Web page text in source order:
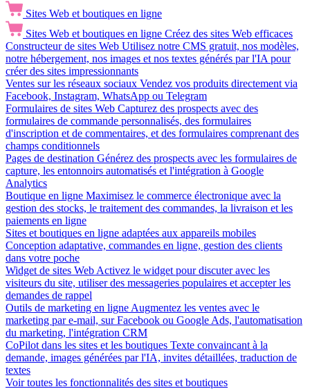
Sites Web et boutiques en ligne
Sites Web et boutiques en ligne Créez des sites Web efficaces
Constructeur de sites Web Utilisez notre CMS gratuit, nos modèles,
notre hébergement, nos images et nos textes générés par l'IA pour
créer des sites impressionnants
Ventes sur les réseaux sociaux Vendez vos produits directement via
Facebook, Instagram, WhatsApp ou Telegram
Formulaires de sites Web Capturez des prospects avec des
formulaires de commande personnalisés, des formulaires
d'inscription et de commentaires, et des formulaires comprenant des
champs conditionnels
Pages de destination Générez des prospects avec les formulaires de
capture, les entonnoirs automatisés et l'intégration à Google
Analytics
Boutique en ligne Maximisez le commerce électronique avec la
gestion des stocks, le traitement des commandes, la livraison et les
paiements en ligne
Sites et boutiques en ligne adaptées aux appareils mobiles
Conception adaptative, commandes en ligne, gestion des clients
dans votre poche
Widget de sites Web Activez le widget pour discuter avec les
visiteurs du site, utiliser des messageries populaires et accepter les
demandes de rappel
Outils de marketing en ligne Augmentez les ventes avec le
marketing par e-mail, sur Facebook ou Google Ads, l'automatisation
du marketing, l'intégration CRM
CoPilot dans les sites et les boutiques Texte convaincant à la
demande, images générées par l'IA, invites détaillées, traduction de
textes
Voir toutes les fonctionnalités des sites et boutiques